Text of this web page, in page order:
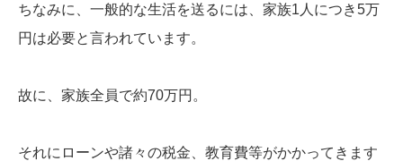
ちなみに、一般的な生活を送るには、家族1人につき5万
円は必要と言われています。
故に、家族全員で約70万円。
それにローンや諸々の税金、教育費等がかかってきます